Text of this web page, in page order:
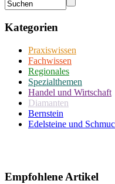
Kategorien
Praxiswissen
Fachwissen
Regionales
Spezialthemen
Handel und Wirtschaft
Diamanten
Bernstein
Edelsteine und
Empfohlene Artikel